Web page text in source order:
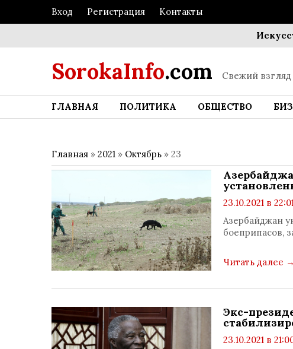
Вход Регистрация Контакты
Искусство
SorokaInfo.com Свежий взгляд
ГЛАВНАЯ ПОЛИТИКА ОБЩЕСТВО
Главная » 2021 » Октябрь » 23
23.10.2021 в
Азербайджан
боеприпасов,
Читать далее →
Экс-
23.10.2021 в